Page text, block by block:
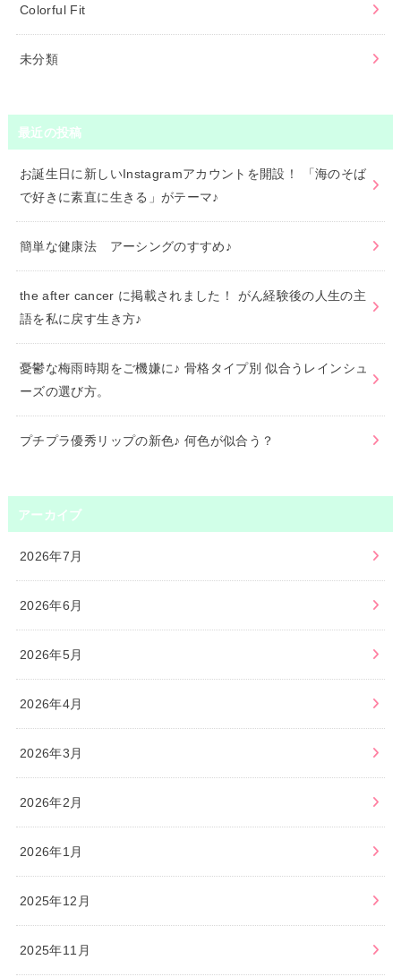
Colorful Fit
未分類
最近の投稿
お誕生日に新しいInstagramアカウントを開設！ 「海のそば
で好きに素直に生きる」がテーマ♪
簡単な健康法 アーシングのすすめ♪
the after cancer に掲載されました！ がん経験後の人生の主
語を私に戻す生き方♪
憂鬱な梅雨時期をご機嫌に♪ 骨格タイプ別 似合うレインシュ
ーズの選び方。
プチプラ優秀リップの新色♪ 何色が似合う？
アーカイブ
2026年7月
2026年6月
2026年5月
2026年4月
2026年3月
2026年2月
2026年1月
2025年12月
2025年11月